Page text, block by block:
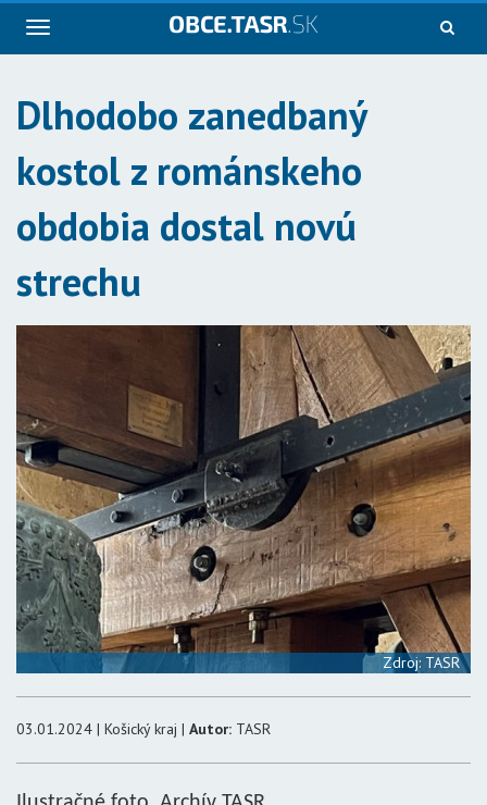
Navigácia
Dlhodobo zanedbaný
kostol z románskeho
obdobia dostal novú
strechu
Zdroj: TASR
03.01.2024 | Košický kraj | Autor: TASR